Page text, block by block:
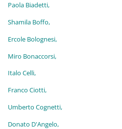
Paola Biadetti,
Shamila Boffo,
Ercole Bolognesi,
Miro Bonaccorsi,
Italo Celli,
Franco Ciotti,
Umberto Cognetti,
Donato D'Angelo,